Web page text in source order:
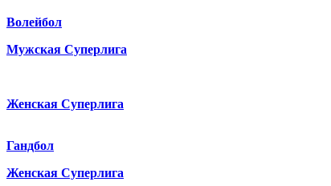
Волейбол
Мужская Суперлига
Женская Суперлига
Гандбол
Женская Суперлига